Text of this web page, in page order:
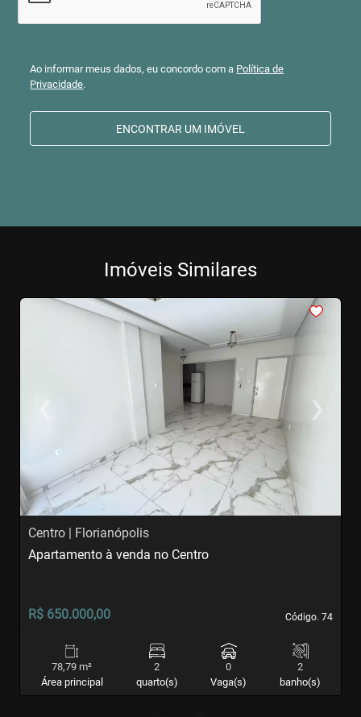
Ao informar meus dados, eu concordo com a Política de
Privacidade.
ENCONTRAR UM IMÓVEL
Imóveis Similares
‹ ›
Centro | Florianópolis
Código. 74
Código. 74
Apartamento à venda no Centro
R$ 650.000,00
78,79 m²
Área principal
2
quarto(s)
0
Vaga(s)
2
banho(s)